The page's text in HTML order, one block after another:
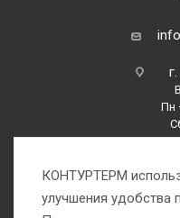
Пн
КОНТУРТЕРМ
улучшения удобства